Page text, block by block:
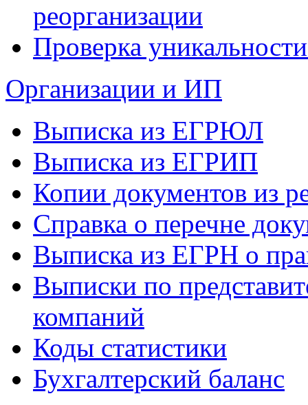
реорганизации
Проверка
Организации и ИП
Выписка из ЕГРЮЛ
Выписка из ЕГРИП
Копии документов из
Справка о перечне
Выписка из ЕГРН о
Выписки по
компаний
Коды статистики
Бухгалтерский баланс